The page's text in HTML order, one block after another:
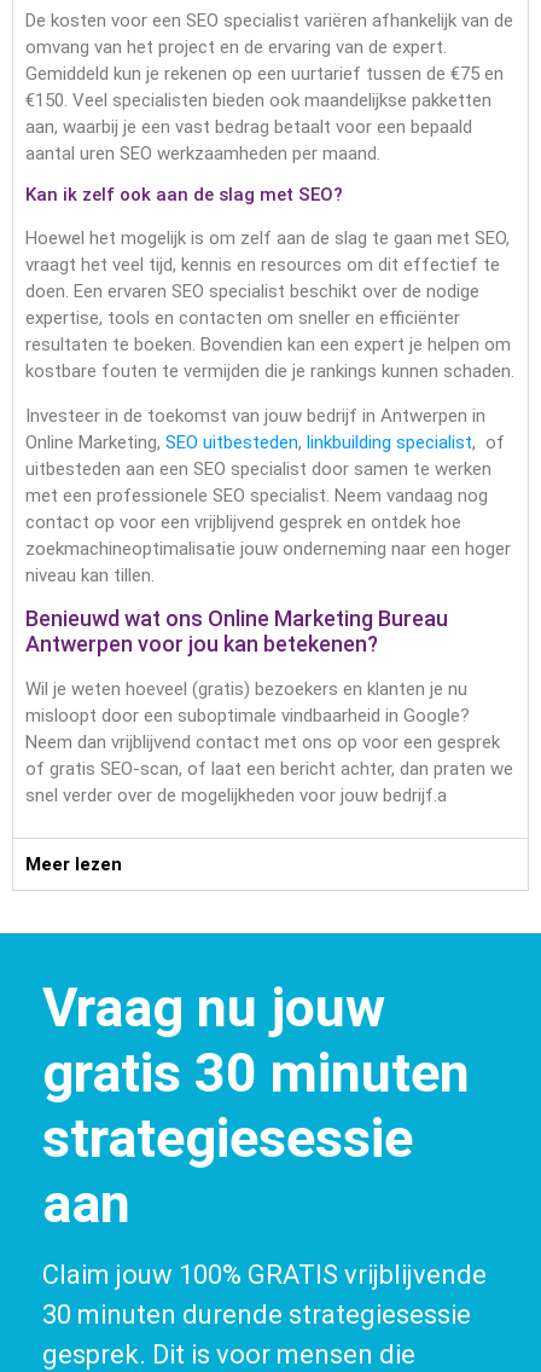
De kosten voor een SEO specialist variëren afhankelijk van de
omvang van het project en de ervaring van de expert.
Gemiddeld kun je rekenen op een uurtarief tussen de €75 en
€150. Veel specialisten bieden ook maandelijkse pakketten
aan, waarbij je een vast bedrag betaalt voor een bepaald
aantal uren SEO werkzaamheden per maand.
Kan ik zelf ook aan de slag met SEO?
Hoewel het mogelijk is om zelf aan de slag te gaan met SEO,
vraagt het veel tijd, kennis en resources om dit effectief te
doen. Een ervaren SEO specialist beschikt over de nodige
expertise, tools en contacten om sneller en efficiënter
resultaten te boeken. Bovendien kan een expert je helpen om
kostbare fouten te vermijden die je rankings kunnen schaden.
Investeer in de toekomst van jouw bedrijf in Antwerpen in
Online Marketing, SEO uitbesteden, linkbuilding specialist, of
uitbesteden aan een SEO specialist door samen te werken
met een professionele SEO specialist. Neem vandaag nog
contact op voor een vrijblijvend gesprek en ontdek hoe
zoekmachineoptimalisatie jouw onderneming naar een hoger
niveau kan tillen.
Benieuwd wat ons Online Marketing Bureau
Antwerpen voor jou kan betekenen?
Wil je weten hoeveel (gratis) bezoekers en klanten je nu
misloopt door een suboptimale vindbaarheid in Google?
Neem dan vrijblijvend contact met ons op voor een gesprek
of gratis SEO-scan, of laat een bericht achter, dan praten we
snel verder over de mogelijkheden voor jouw bedrijf.a
Meer lezen
Vraag nu jouw
gratis 30 minuten
strategiesessie
aan
Claim jouw 100% GRATIS vrijblijvende
30 minuten durende strategiesessie
gesprek. Dit is voor mensen die